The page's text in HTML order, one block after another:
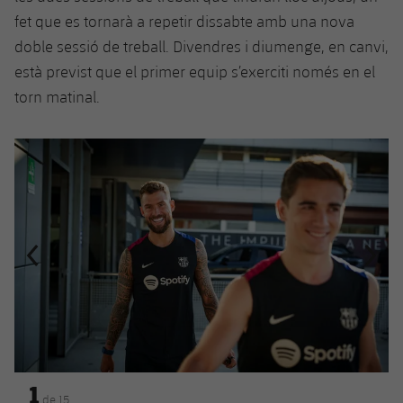
Jugadors
Calendari
Resultats
Classificació
Notícies
Voleibol masculí
Apunta't a les amateurs
plusicon
més
Apunta't a les amateurs
PLUSICON
MÉS
VALORANT Rising
VALORANT Game Changers
eFootball
fet que es tornarà a repetir dissabte amb una nova
doble sessió de treball. Divendres i diumenge, en canvi,
està previst que el primer equip s’exerciti només en el
torn matinal.
Anterior
label.aria.chevronleft
1 de 15